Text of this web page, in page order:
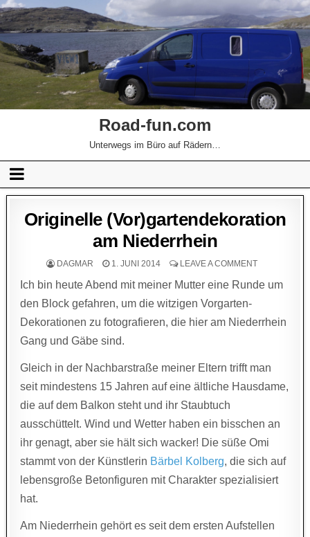
Road-fun.com
Unterwegs im Büro auf Rädern…
Originelle (Vor)gartendekoration
am Niederrhein
DAGMAR 1. JUNI 2014 LEAVE A COMMENT
Ich bin heute Abend mit meiner Mutter eine Runde um
den Block gefahren, um die witzigen Vorgarten-
Dekorationen zu fotografieren, die hier am Niederrhein
Gang und Gäbe sind.
Gleich in der Nachbarstraße meiner Eltern trifft man
seit mindestens 15 Jahren auf eine ältliche Hausdame,
die auf dem Balkon steht und ihr Staubtuch
ausschüttelt. Wind und Wetter haben ein bisschen an
ihr genagt, aber sie hält sich wacker! Die süße Omi
stammt von der Künstlerin Bärbel Kolberg, die sich auf
lebensgroße Betonfiguren mit Charakter spezialisiert
hat.
Am Niederrhein gehört es seit dem ersten Aufstellen